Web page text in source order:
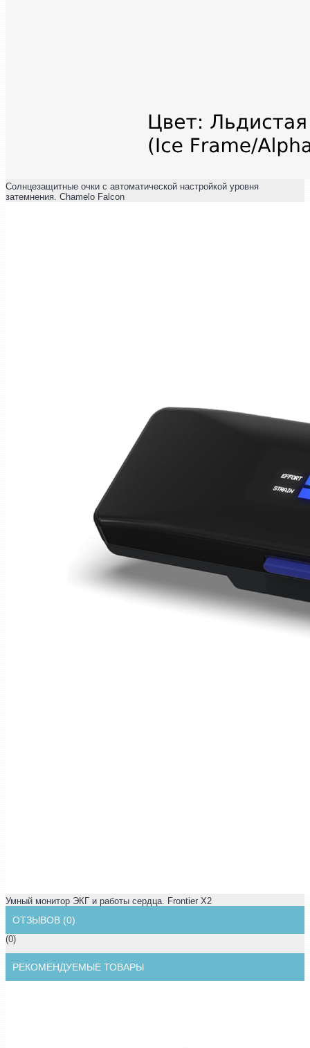
Солнцезащитные очки с автоматической настройкой уровня
затемнения. Chamelo Falcon
Умный монитор ЭКГ и работы сердца. Frontier X2
ОТЗЫВОВ (0)
(0)
РЕКОМЕНДУЕМЫЕ ТОВАРЫ